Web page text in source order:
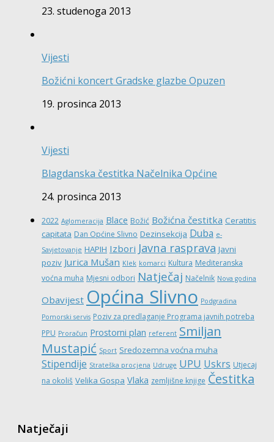
23. studenoga 2013
Vijesti
Božićni koncert Gradske glazbe Opuzen
19. prosinca 2013
Vijesti
Blagdanska čestitka Načelnika Općine
24. prosinca 2013
2022 Aglomeracija Blace Božić Božićna čestitka Ceratitis
capitata Dan Općine Slivno Dezinsekcija Duba e-
Savjetovanje HAPIH Izbori Javna rasprava Javni
poziv Jurica Mušan Klek komarci Kultura Mediteranska
voćna muha Mjesni odbori Natječaj Načelnik Nova godina
Obavijest Općina Slivno Podgradina
Pomorski servis Poziv za predlaganje Programa javnih potreba
PPU Proračun Prostorni plan referent Smiljan
Mustapić Sport Sredozemna voćna muha
Stipendije Strateška procjena Udruge UPU Uskrs Utjecaj
na okoliš Velika Gospa Vlaka zemljišne knjige Čestitka
Natječaji